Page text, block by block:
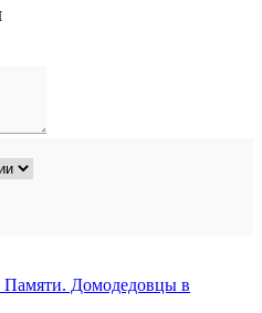
Памяти. Домодедовцы в